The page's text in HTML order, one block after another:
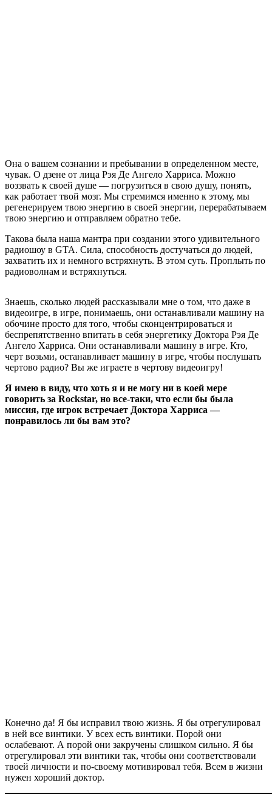
Она о вашем сознании и пребывании в определенном месте,
чувак. О дзене от лица Рэя Де Ангело Харриса. Можно
воззвать к своей душе — погрузиться в свою душу, понять,
как работает твой мозг. Мы стремимся именно к этому, мы
регенерируем твою энергию в своей энергии, перерабатываем
твою энергию и отправляем обратно тебе.
Такова была наша мантра при создании этого удивительного
радиошоу в GTA. Сила, способность достучаться до людей,
захватить их и немного встряхнуть. В этом суть. Проплыть по
радиоволнам и встряхнуться.
Знаешь, сколько людей рассказывали мне о том, что даже в
видеоигре, в игре, понимаешь, они останавливали машину на
обочине просто для того, чтобы сконцентрироваться и
беспрепятственно впитать в себя энергетику Доктора Рэя Де
Ангело Харриса. Они останавливали машину в игре. Кто,
черт возьми, останавливает машину в игре, чтобы послушать
чертово радио? Вы же играете в чертову видеоигру!
Я имею в виду, что хоть я и не могу ни в коей мере
говорить за Rockstar, но все-таки, что если бы была
миссия, где игрок встречает Доктора Харриса —
понравилось ли бы вам это?
Конечно да! Я бы исправил твою жизнь. Я бы отрегулировал
в ней все винтики. У всех есть винтики. Порой они
ослабевают. А порой они закручены слишком сильно. Я бы
отрегулировал эти винтики так, чтобы они соответствовали
твоей личности и по-своему мотивировал тебя. Всем в жизни
нужен хороший доктор.